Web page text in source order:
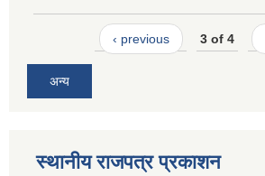
‹ previous 3 of 4
अन्य
स्थानीय राजपत्र प्रकाशन